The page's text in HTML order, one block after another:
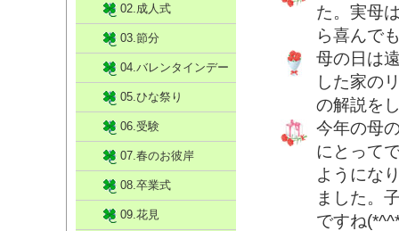
た。実母
ら喜んで
母の日は
した家の
の解説を
今年の母
にとって
ようにな
ました。
ですね
02.成人式
03.節分
04.バレンタインデー
05.ひな祭り
06.受験
07.春のお彼岸
08.卒業式
09.花見